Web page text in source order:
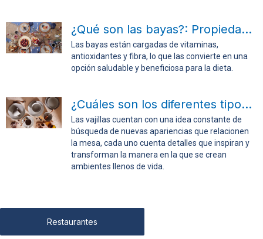
¿Qué son las bayas?: Propiedades, usos y recetas
Las bayas están cargadas de vitaminas,
antioxidantes y fibra, lo que las convierte en una
opción saludable y beneficiosa para la dieta.
¿Cuáles son los diferentes tipos de vajillas?
Las vajillas cuentan con una idea constante de
búsqueda de nuevas apariencias que relacionen
la mesa, cada uno cuenta detalles que inspiran y
transforman la manera en la que se crean
ambientes llenos de vida.
Restaurantes